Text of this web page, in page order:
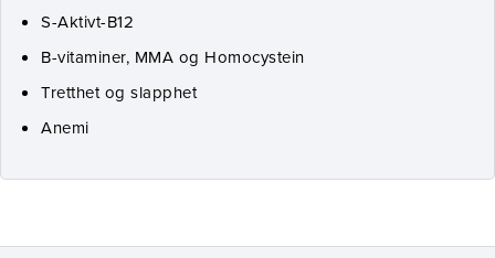
S-Aktivt-B12
B-vitaminer, MMA og Homocystein
Tretthet og slapphet
Anemi